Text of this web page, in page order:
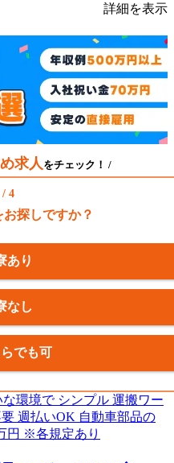
詳細を表示
求人をチェック！ /
/ 4
探しですか？
あり
なし
でも可